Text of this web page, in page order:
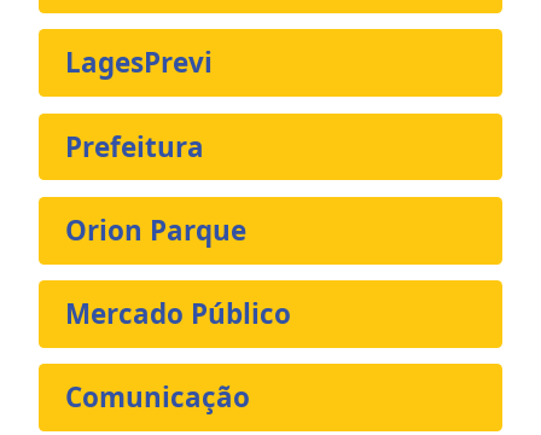
LagesPrevi
Prefeitura
Orion Parque
Mercado Público
Comunicação